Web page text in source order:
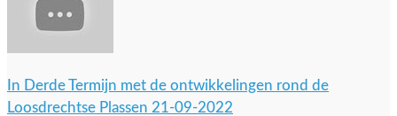
In Derde Termijn met de ontwikkelingen rond de
Loosdrechtse Plassen 21-09-2022